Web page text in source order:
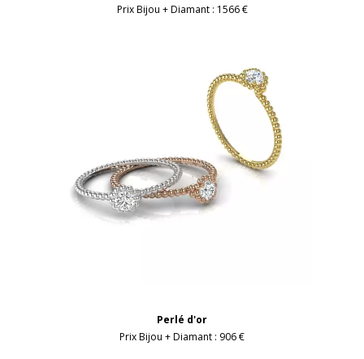
Prix Bijou + Diamant : 1566 €
Perlé d'or
Prix Bijou + Diamant : 906 €